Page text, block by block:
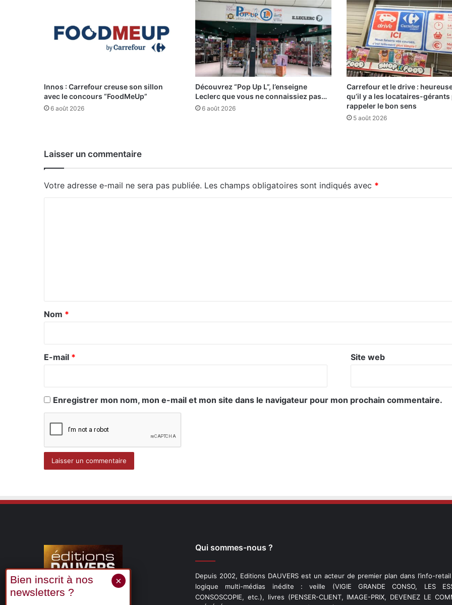
Innos : Carrefour creuse son sillon
avec le concours “FoodMeUp”
6 août 2026
Découvrez “Pop Up L”, l’enseigne
Leclerc que vous ne connaissiez pas…
6 août 2026
Carrefour et le drive :
qu’il y a les locataires-
rappeler le bon sens
5 août 2026
Laisser un commentaire
Votre adresse e-mail ne sera pas publiée. Les champs obligatoires sont indiqués avec *
a
e
Nom *
E-mail * Site web
Enregistrer mon nom, mon e-mail et mon site dans le navigateur pour mon prochain commentaire.
Qui sommes-nous ?
Depuis 2002, Editions DAUVERS est un acteur de premier plan dans l’info-
logique multi-médias inédite : veille (VIGIE GRANDE CONSO, LES
CONSOSCOPIE, etc.), livres (PENSER-CLIENT, IMAGE-PRIX, DEVENEZ LE